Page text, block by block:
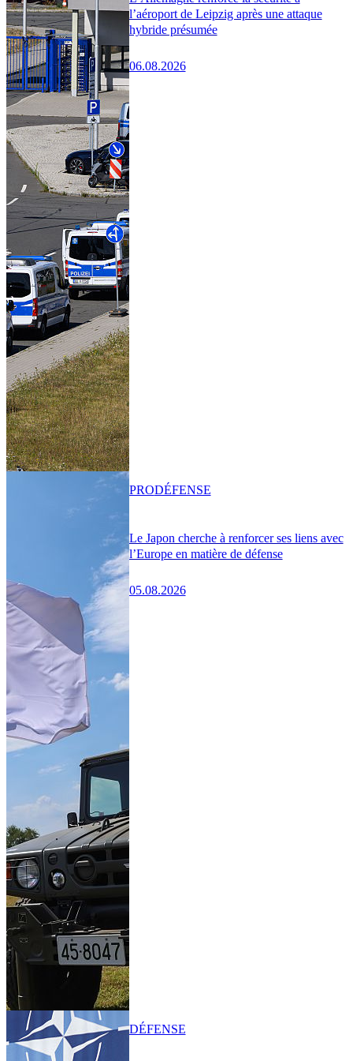
l’aéroport de Leipzig après une attaque
hybride présumée
06.08.2026
Le Japon cherche à renforcer ses liens avec
l’Europe en matière de défense
05.08.2026
PRODÉFENSE
DÉFENSE